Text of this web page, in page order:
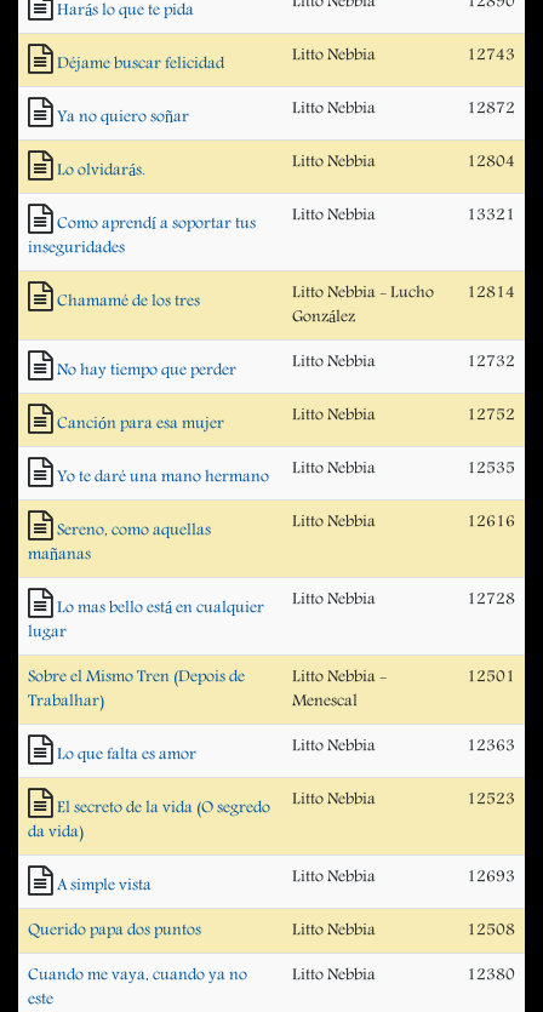
Harás lo que te pida
Déjame buscar felicidad Litto Nebbia 12743
Ya no quiero soñar Litto Nebbia 12872
Lo olvidarás. Litto Nebbia 12804
Como aprendí a soportar tus
inseguridades
Litto Nebbia 13321
Chamamé de los tres
Litto Nebbia - Lucho
González
12814
No hay tiempo que perder Litto Nebbia 12732
Canción para esa mujer Litto Nebbia 12752
Yo te daré una mano hermano Litto Nebbia 12535
Sereno, como aquellas
mañanas
Litto Nebbia 12616
Lo mas bello está en cualquier
lugar
Litto Nebbia 12728
Sobre el Mismo Tren (Depois de
Trabalhar)
Litto Nebbia -
Menescal
12501
Lo que falta es amor Litto Nebbia 12363
El secreto de la vida (O segredo
da vida)
Litto Nebbia 12523
A simple vista Litto Nebbia 12693
Querido papa dos puntos Litto Nebbia 12508
Cuando me vaya, cuando ya no
este
Litto Nebbia 12380